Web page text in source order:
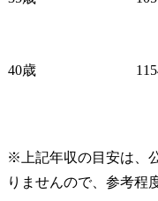
40歳
※上記年収の目安は、
りませんので、参考程